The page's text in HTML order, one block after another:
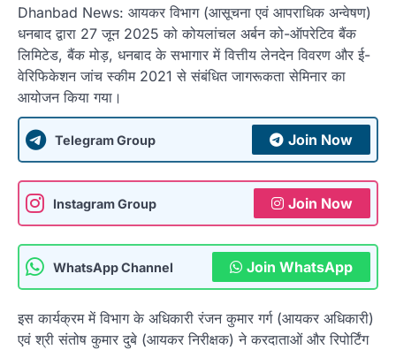
Dhanbad News: आयकर विभाग (आसूचना एवं आपराधिक अन्वेषण)
धनबाद द्वारा 27 जून 2025 को कोयलांचल अर्बन को-ऑपरेटिव बैंक
लिमिटेड, बैंक मोड़, धनबाद के सभागार में वित्तीय लेनदेन विवरण और ई-
वेरिफिकेशन जांच स्कीम 2021 से संबंधित जागरूकता सेमिनार का
आयोजन किया गया।
Telegram Group Join Now
Instagram Group Join Now
WhatsApp Channel Join WhatsApp
इस कार्यक्रम में विभाग के अधिकारी रंजन कुमार गर्ग (आयकर अधिकारी)
एवं श्री संतोष कुमार दुबे (आयकर निरीक्षक) ने करदाताओं और रिपोर्टिंग